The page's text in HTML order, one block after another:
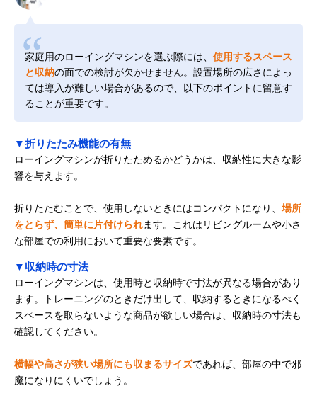
家庭用のローイングマシンを選ぶ際には、 使用するスペース
と収納の面での検討が欠かせません。設置場所の広さによっ
ては導入が難しい場合があるので、以下のポイントに留意す
ることが重要です。
▼折りたたみ機能の有無
ローイングマシンが折りたためるかどうかは、収納性に大きな影
響を与えます。
折りたたむことで、使用しないときにはコンパクトになり、 場所
をとらず、簡単に片付けられます。これはリビングルームや小さ
な部屋での利用において重要な要素です。
▼収納時の寸法
ローイングマシンは、使用時と収納時で寸法が異なる場合があり
ます。トレーニングのときだけ出して、収納するときになるべく
スペースを取らないような商品が欲しい場合は、収納時の寸法も
確認してください。
横幅や高さが狭い場所にも収まるサイズであれば、部屋の中で邪
魔になりにくいでしょう。